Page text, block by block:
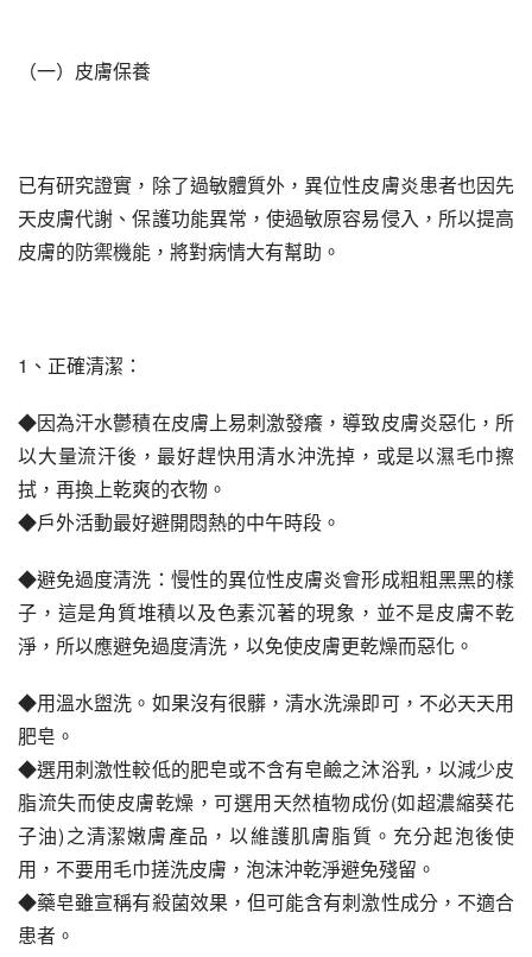
（一）皮膚保養
已有研究證實，除了過敏體質外，異位性皮膚炎患者也因先
天皮膚代謝、保護功能異常，使過敏原容易侵入，所以提高
皮膚的防禦機能，將對病情大有幫助。
1、正確清潔：
◆因為汗水鬱積在皮膚上易刺激發癢，導致皮膚炎惡化，所
以大量流汗後，最好趕快用清水沖洗掉，或是以濕毛巾擦
拭，再換上乾爽的衣物。
◆戶外活動最好避開悶熱的中午時段。
◆避免過度清洗：慢性的異位性皮膚炎會形成粗粗黑黑的樣
子，這是角質堆積以及色素沉著的現象，並不是皮膚不乾
淨，所以應避免過度清洗，以免使皮膚更乾燥而惡化。
◆用溫水盥洗。如果沒有很髒，清水洗澡即可，不必天天用
肥皂。
◆選用刺激性較低的肥皂或不含有皂鹼之沐浴乳，以減少皮
脂流失而使皮膚乾燥，可選用天然植物成份(如超濃縮葵花
子油)之清潔嫩膚產品，以維護肌膚脂質。充分起泡後使
用，不要用毛巾搓洗皮膚，泡沫沖乾淨避免殘留。
◆藥皂雖宣稱有殺菌效果，但可能含有刺激性成分，不適合
患者。